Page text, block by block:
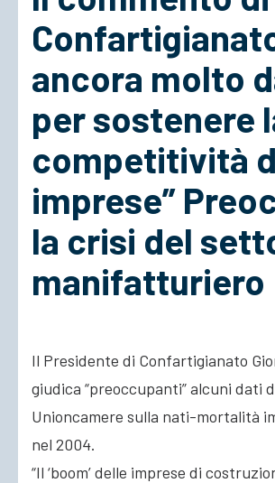
ACCEDI
ancora molto
per sostenere
competitività
imprese”
la crisi del
manifatturiero
Il Presidente di Confartigianato
giudica “preoccupanti” alcuni dati
Unioncamere sulla nati-mortalità
nel 2004.
“Il ‘boom’ delle imprese di